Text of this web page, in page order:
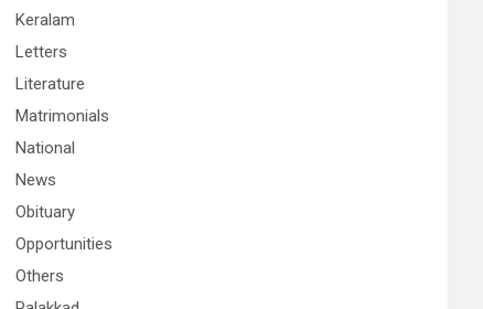
Keralam
Letters
Literature
Matrimonials
National
News
Obituary
Opportunities
Others